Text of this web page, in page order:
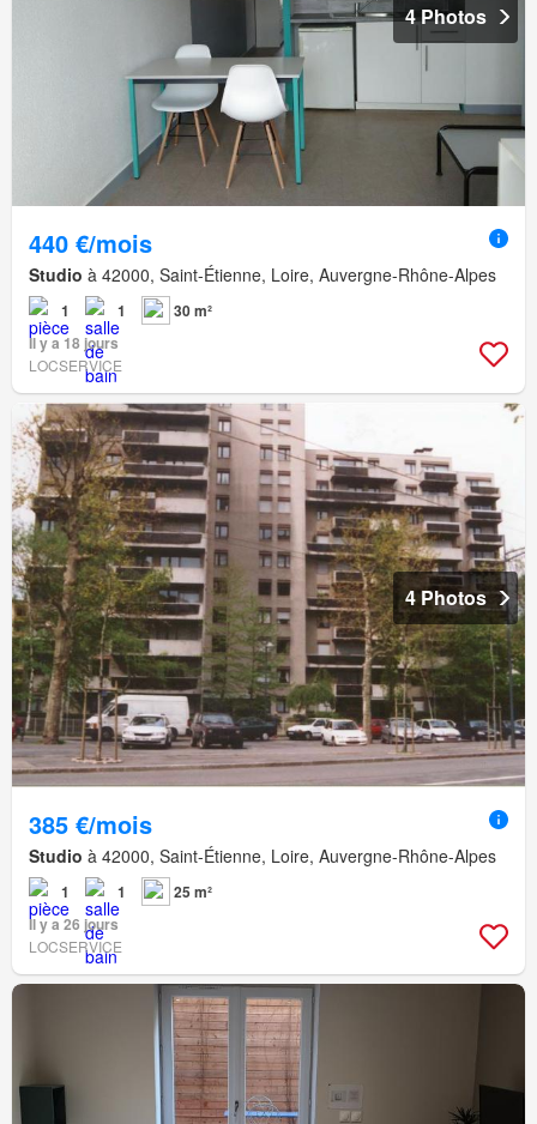
4 Photos
440 €/mois
Studio à 42000, Saint-Étienne, Loire, Auvergne-Rhône-Alpes
1 1
30 m²
Il y a 18 jours
LOCSERVICE
4 Photos
385 €/mois
Studio à 42000, Saint-Étienne, Loire, Auvergne-Rhône-Alpes
1 1
25 m²
Il y a 26 jours
LOCSERVICE